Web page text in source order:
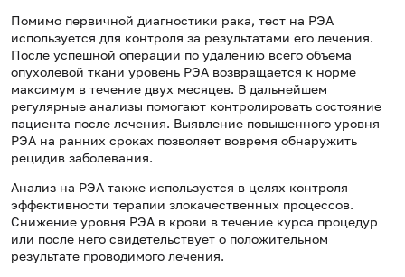
Помимо первичной диагностики рака, тест на РЭА
используется для контроля за результатами его лечения.
После успешной операции по удалению всего объема
опухолевой ткани уровень РЭА возвращается к норме
максимум в течение двух месяцев. В дальнейшем
регулярные анализы помогают контролировать состояние
пациента после лечения. Выявление повышенного уровня
РЭА на ранних сроках позволяет вовремя обнаружить
рецидив заболевания.
Анализ на РЭА также используется в целях контроля
эффективности терапии злокачественных процессов.
Снижение уровня РЭА в крови в течение курса процедур
или после него свидетельствует о положительном
результате проводимого лечения.